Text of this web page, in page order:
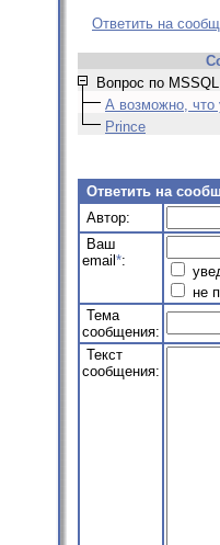
Ответить на
Вопрос по
А возможно, что
Prince
Ответить на
Автор:
Ваш
email *:
не
Тема
сообщения:
Текст
сообщения: